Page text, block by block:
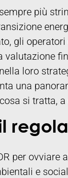
più
gli
valutazione
nella loro
una
si tratta,
per
e